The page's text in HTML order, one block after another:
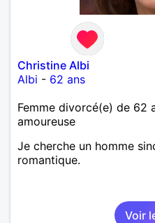
Christine Albi
Albi - 62 ans
Femme divorcé(e) de 62
amoureuse
Je cherche un homme
romantique.
Voir